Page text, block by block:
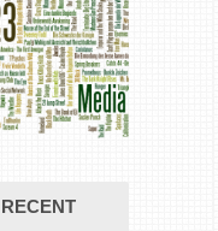
RECENT